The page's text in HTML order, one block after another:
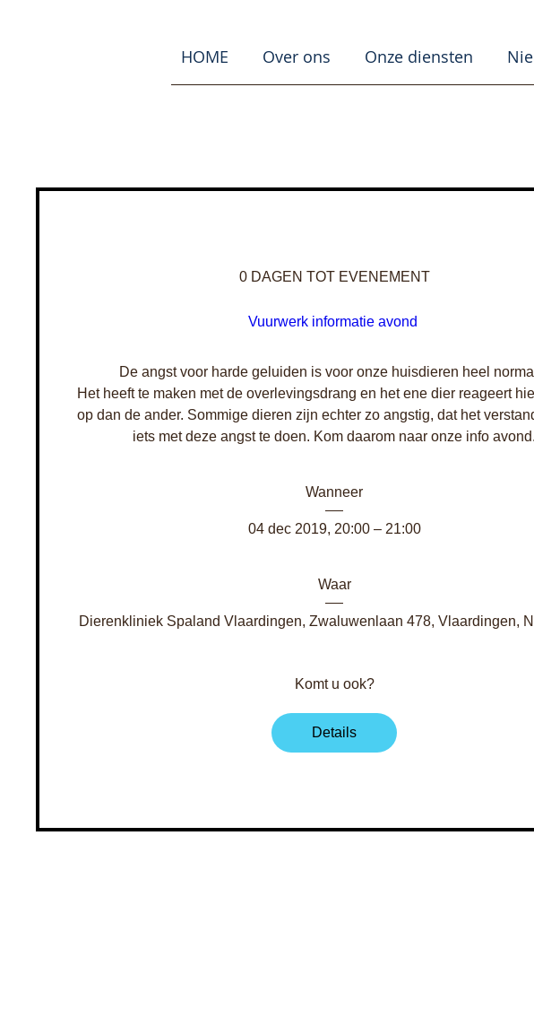
HOME Over ons Onze diensten
0 DAGEN TOT EVENEMENT
Vuurwerk informatie avond
De angst voor harde geluiden is voor onze huisdieren heel
Het heeft te maken met de overlevingsdrang en het ene dier reageert
op dan de ander. Sommige dieren zijn echter zo angstig, dat het
iets met deze angst te doen. Kom daarom naar onze info avond.
Wanneer
04 dec 2019, 20:00 – 21:00
Waar
Dierenkliniek Spaland Vlaardingen, Zwaluwenlaan 478, Vlaardingen,
Komt u ook?
Details